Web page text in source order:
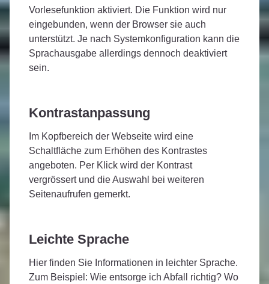
Vorlesefunktion aktiviert. Die Funktion wird nur
eingebunden, wenn der Browser sie auch
unterstützt. Je nach Systemkonfiguration kann die
Sprachausgabe allerdings dennoch deaktiviert
sein.
Kontrastanpassung
Im Kopfbereich der Webseite wird eine
Schaltfläche zum Erhöhen des Kontrastes
angeboten. Per Klick wird der Kontrast
vergrössert und die Auswahl bei weiteren
Seitenaufrufen gemerkt.
Leichte Sprache
Hier finden Sie Informationen in leichter Sprache.
Zum Beispiel: Wie entsorge ich Abfall richtig? Wo